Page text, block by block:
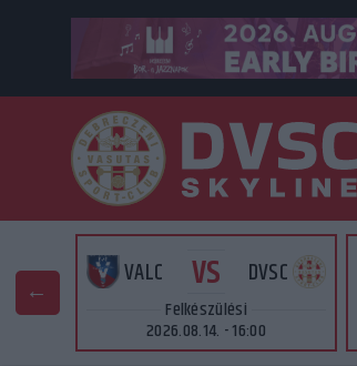
VALC VS DVSC
Felkészülési
2026.08.14. - 16:00